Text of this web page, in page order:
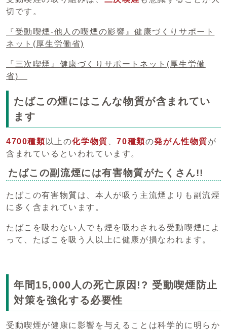
切です。
『受動喫煙‐他人の喫煙の影響』健康づくりサポート
ネット(厚生労働省)
『三次喫煙』健康づくりサポートネット(厚生労働
省)
たばこの煙にはこんな物質が含まれてい
ます
4700種類 以上の化学物質 、70種類の発がん性物質が
含まれているといわれています。
たばこの副流煙には有害物質がたくさん!!
たばこの有害物質は、本人が吸う主流煙よりも副流煙
に多く含まれています。
たばこを吸わない人でも煙を吸わされる受動喫煙によ
って、たばこを吸う人以上に健康が損なわれます。
年間15,000人の死亡原因!? 受動喫煙防止
対策を強化する必要性
受動喫煙が健康に影響を与えることは科学的に明らか